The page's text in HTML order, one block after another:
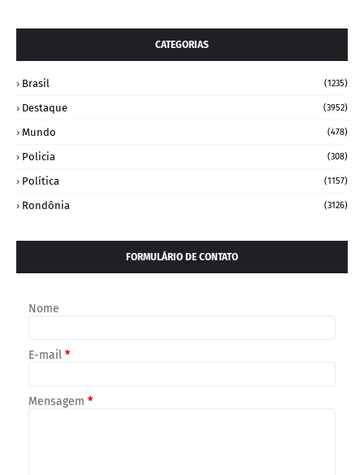
CATEGORIAS
Brasil (1235)
Destaque (3952)
Mundo (478)
Policia (308)
Política (1157)
Rondônia (3126)
FORMULÁRIO DE CONTATO
Nome
E-mail *
Mensagem *